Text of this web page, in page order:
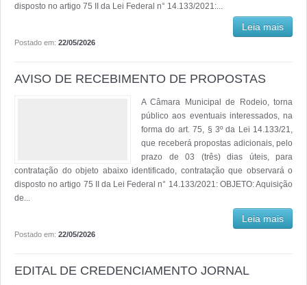
disposto no artigo 75 II da Lei Federal n° 14.133/2021:...
Leia mais
Postado em: 22/05/2026
AVISO DE RECEBIMENTO DE PROPOSTAS
A Câmara Municipal de Rodeio, torna
público aos eventuais interessados, na
forma do art. 75, § 3º da Lei 14.133/21,
que receberá propostas adicionais, pelo
prazo de 03 (três) dias úteis, para
contratação do objeto abaixo identificado, contratação que observará o
disposto no artigo 75 II da Lei Federal n° 14.133/2021: OBJETO: Aquisição
de...
Leia mais
Postado em: 22/05/2026
EDITAL DE CREDENCIAMENTO JORNAL